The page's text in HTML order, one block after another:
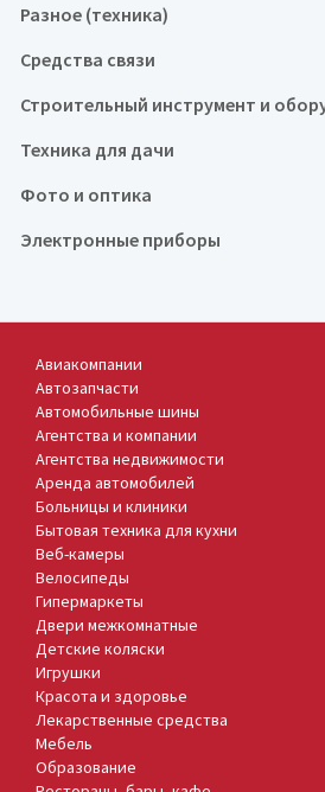
Разное (техника)
Средства связи
Строительный инструмент и
Техника для дачи
Фото и оптика
Электронные приборы
Авиакомпании
Автозапчасти
Автомобильные шины
Агентства и компании
Агентства недвижимости
Аренда автомобилей
Больницы и клиники
Бытовая техника для кухни
Веб-камеры
Велосипеды
Гипермаркеты
Двери межкомнатные
Детские коляски
Игрушки
Красота и здоровье
Лекарственные средства
Мебель
Образование